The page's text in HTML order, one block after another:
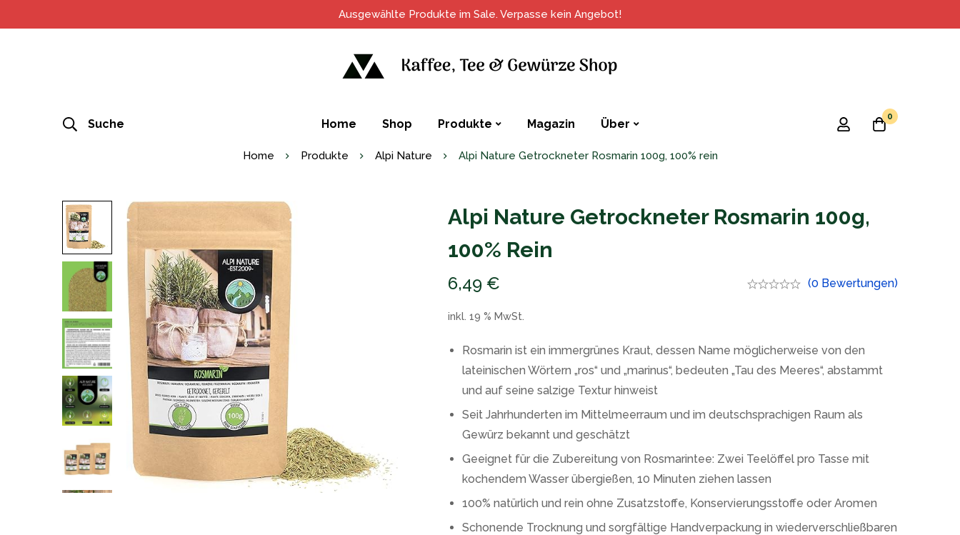
Ausgewählte Produkte im Sale. Verpasse kein Angebot!
Suche Home Shop Produkte Magazin Über
0
Home Produkte Alpi Nature Alpi Nature Getrockneter Rosmarin 100g, 100% rein
Alpi Nature Getrockneter Rosmarin 100g,
100% Rein
6,49 € (0 Bewertungen)
inkl. 19 % MwSt.
Rosmarin ist ein immergrünes Kraut, dessen Name möglicherweise von den
lateinischen Wörtern „ros“ und „marinus“, bedeuten „Tau des Meeres“, abstammt
und auf seine salzige Textur hinweist
Seit Jahrhunderten im Mittelmeerraum und im deutschsprachigen Raum als
Gewürz bekannt und geschätzt
Geeignet für die Zubereitung von Rosmarintee: Zwei Teelöffel pro Tasse mit
kochendem Wasser übergießen, 10 Minuten ziehen lassen
100% natürlich und rein ohne Zusatzstoffe, Konservierungsstoffe oder Aromen
Schonende Trocknung und sorgfältige Handverpackung in wiederverschließbaren